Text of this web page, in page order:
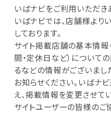
いばナビをご利用いただき
いばナビでは、店舗様よ
しております。
サイト掲載店舗の基本情報
間・定休日など）について
るなどの情報がございまし
お知らせください。いばナ
え、掲載情報を変更させて
サイトユーザーの皆様のご